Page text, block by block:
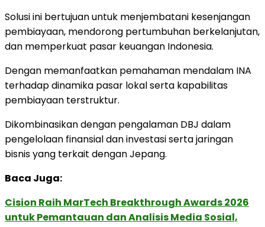
Solusi ini bertujuan untuk menjembatani kesenjangan
pembiayaan, mendorong pertumbuhan berkelanjutan,
dan memperkuat pasar keuangan Indonesia.
Dengan memanfaatkan pemahaman mendalam INA
terhadap dinamika pasar lokal serta kapabilitas
pembiayaan terstruktur.
Dikombinasikan dengan pengalaman DBJ dalam
pengelolaan finansial dan investasi serta jaringan
bisnis yang terkait dengan Jepang.
Baca Juga:
Cision Raih MarTech Breakthrough Awards 2026
untuk Pemantauan dan Analisis Media Sosial,